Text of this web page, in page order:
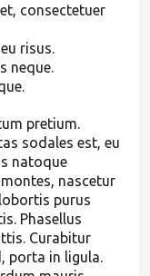
consectetuer
risus.
neque.
pretium.
sodales est, eu
natoque
nascetur
purus
Phasellus
Curabitur
porta in ligula.